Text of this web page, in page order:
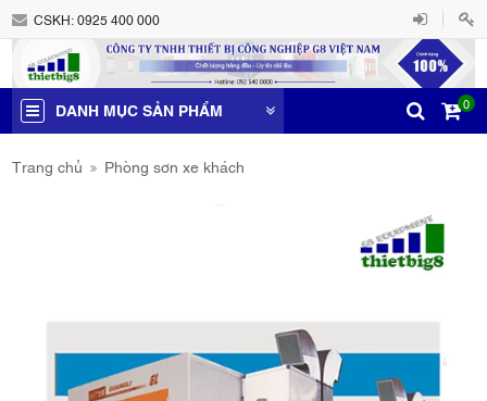
CSKH:0925 400 000
DANH MỤC SẢN PHẨM 0
Trang chủ Phòng sơn xe khách